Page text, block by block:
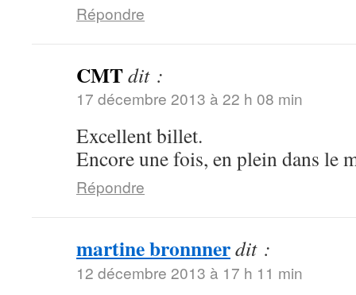
Répondre
CMTdit :
17 décembre 2013 à 22 h 08 min
Excellent billet.
Encore une fois, en plein dans le
Répondre
martine bronnnerdit :
12 décembre 2013 à 17 h 11 min